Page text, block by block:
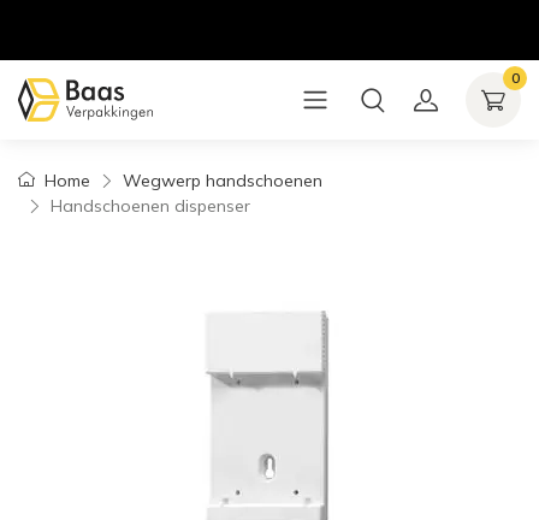
0
Home
Wegwerp handschoenen
Handschoenen dispenser